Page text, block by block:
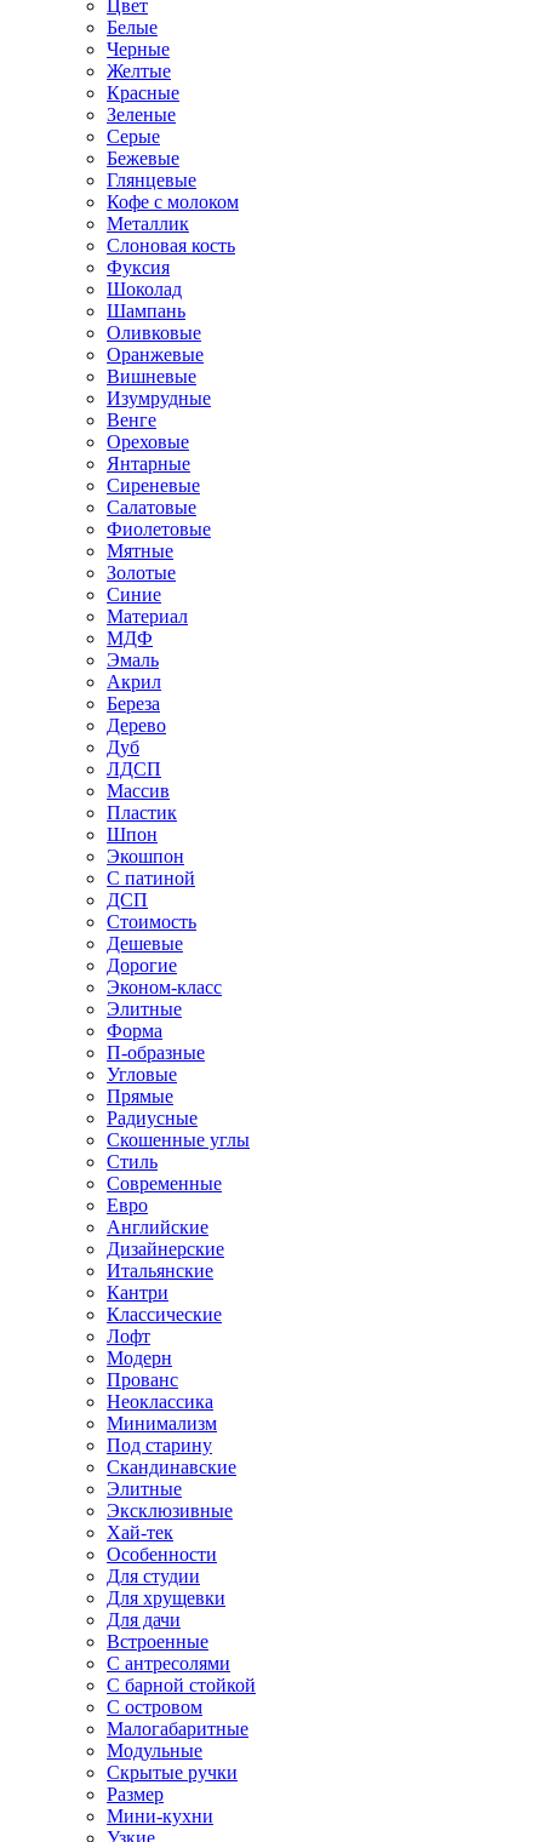
Цвет
Белые
Черные
Желтые
Красные
Зеленые
Серые
Бежевые
Глянцевые
Кофе с молоком
Металлик
Слоновая кость
Фуксия
Шоколад
Шампань
Оливковые
Оранжевые
Вишневые
Изумрудные
Венге
Ореховые
Янтарные
Сиреневые
Салатовые
Фиолетовые
Мятные
Золотые
Синие
Материал
МДФ
Эмаль
Акрил
Береза
Дерево
Дуб
ЛДСП
Массив
Пластик
Шпон
Экошпон
С патиной
ДСП
Стоимость
Дешевые
Дорогие
Эконом-класс
Элитные
Форма
П-образные
Угловые
Прямые
Радиусные
Скошенные углы
Стиль
Современные
Евро
Английские
Дизайнерские
Итальянские
Кантри
Классические
Лофт
Модерн
Прованс
Неоклассика
Минимализм
Под старину
Скандинавские
Элитные
Эксклюзивные
Хай-тек
Особенности
Для студии
Для хрущевки
Для дачи
Встроенные
С антресолями
С барной стойкой
С островом
Малогабаритные
Модульные
Скрытые ручки
Размер
Мини-кухни
Узкие